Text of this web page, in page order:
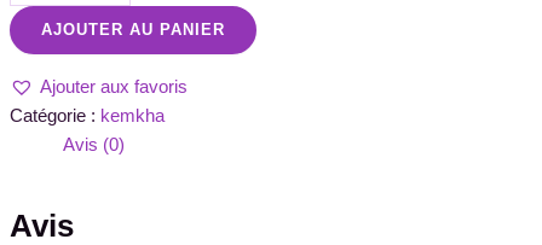
AJOUTER AU PANIER
Ajouter aux favoris
Catégorie : kemkha
Avis (0)
Avis